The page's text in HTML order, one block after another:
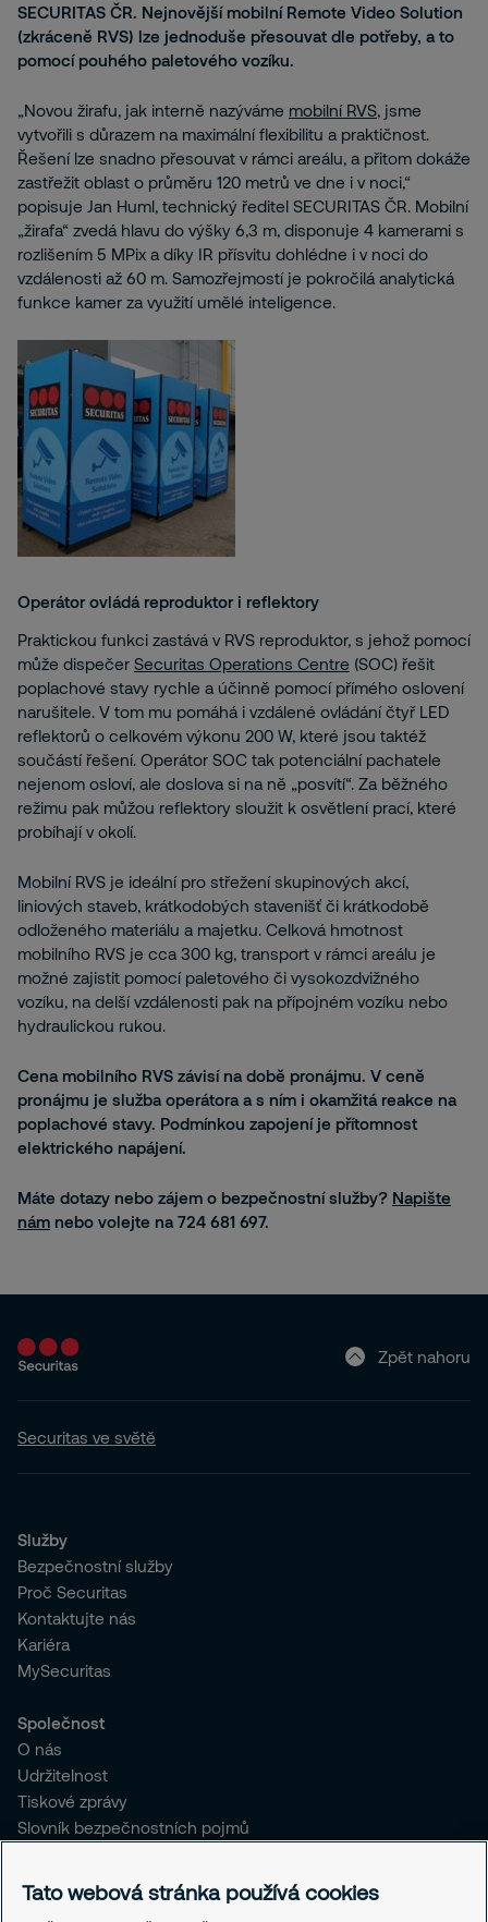
SECURITAS ČR. Nejnovější mobilní Remote Video Solution
(zkráceně RVS) lze jednoduše přesouvat dle potřeby, a to
pomocí pouhého paletového vozíku.
„Novou žirafu, jak interně nazýváme mobilní RVS, jsme
vytvořili s důrazem na maximální flexibilitu a praktičnost.
Řešení lze snadno přesouvat v rámci areálu, a přitom dokáže
zastřežit oblast o průměru 120 metrů ve dne i v noci,“
popisuje Jan Huml, technický ředitel SECURITAS ČR. Mobilní
„žirafa“ zvedá hlavu do výšky 6,3 m, disponuje 4 kamerami s
rozlišením 5 MPix a díky IR přísvitu dohlédne i v noci do
vzdálenosti až 60 m. Samozřejmostí je pokročilá analytická
funkce kamer za využití umělé inteligence.
Operátor ovládá reproduktor i reflektory
Praktickou funkci zastává v RVS reproduktor, s jehož pomocí
může dispečer Securitas Operations Centre (SOC) řešit
poplachové stavy rychle a účinně pomocí přímého oslovení
narušitele. V tom mu pomáhá i vzdálené ovládání čtyř LED
reflektorů o celkovém výkonu 200 W, které jsou taktéž
součástí řešení. Operátor SOC tak potenciální pachatele
nejenom osloví, ale doslova si na ně „posvítí“. Za běžného
režimu pak můžou reflektory sloužit k osvětlení prací, které
probíhají v okolí.
Mobilní RVS je ideální pro střežení skupinových akcí,
liniových staveb, krátkodobých stavenišť či krátkodobě
odloženého materiálu a majetku. Celková hmotnost
mobilního RVS je cca 300 kg, transport v rámci areálu je
možné zajistit pomocí paletového či vysokozdvižného
vozíku, na delší vzdálenosti pak na přípojném vozíku nebo
hydraulickou rukou.
Cena mobilního RVS závisí na době pronájmu. V ceně
pronájmu je služba operátora a s ním i okamžitá reakce na
poplachové stavy. Podmínkou zapojení je přítomnost
elektrického napájení.
Máte dotazy nebo zájem o bezpečnostní služby? Napište
nám nebo volejte na 724 681 697.
Zpět nahoru
Securitas ve světě
Služby
Bezpečnostní služby
Proč Securitas
Kontaktujte nás
Kariéra
MySecuritas
Společnost
O nás
Udržitelnost
Tiskové zprávy
Slovník bezpečnostních pojmů
Právní informace
Tato webová stránka používá cookies